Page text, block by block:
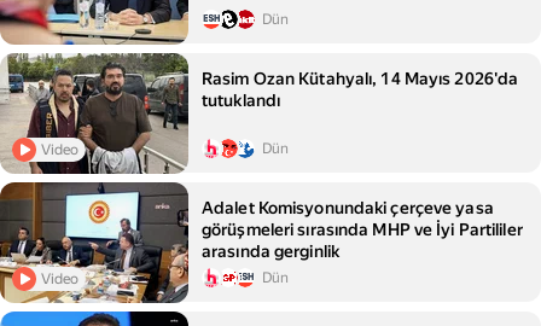
Dün
Video
Rasim Ozan Kütahyalı, 14 Mayıs 2026'da
tutuklandı
Dün
Video
Adalet Komisyonundaki çerçeve yasa
görüşmeleri sırasında MHP ve İyi Partililer
arasında gerginlik
Dün